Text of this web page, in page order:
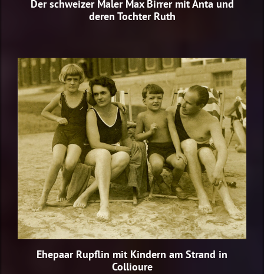
Der schweizer Maler Max Birrer mit Anta und
deren Tochter Ruth
Ehepaar Rupflin mit Kindern am Strand in
Collioure